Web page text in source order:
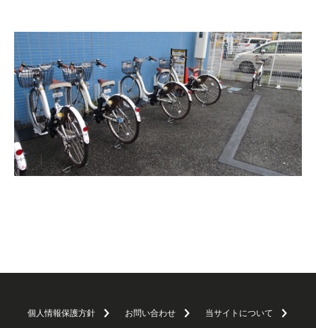
個人情報保護方針 お問い合わせ 当サイトについて